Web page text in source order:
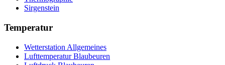
Sirgenstein
Temperatur
Wetterstation Allgemeines
Lufttemperatur Blaubeuren